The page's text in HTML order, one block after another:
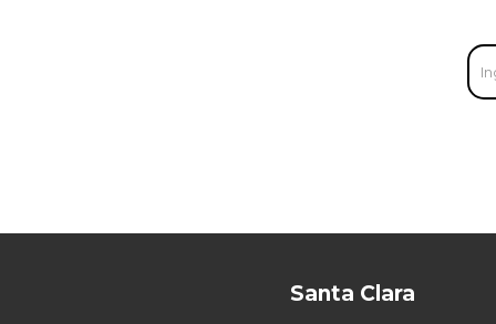
Santa Clara